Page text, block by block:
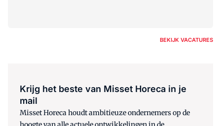
BEKIJK VACATURES
Krijg het beste van Misset Horeca in je
mail
Misset Horeca houdt ambitieuze ondernemers op de